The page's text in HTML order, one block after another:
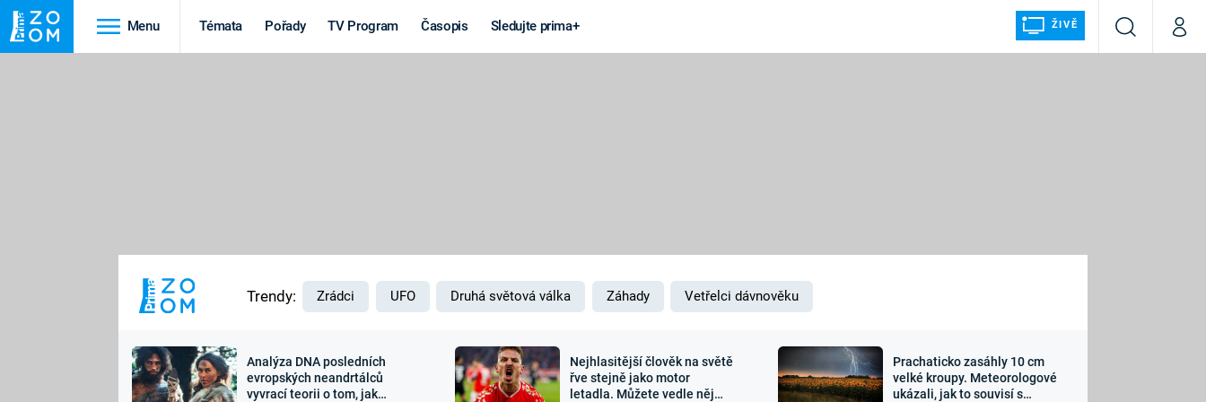
Menu Témata Pořady TV Program Časopis Sledujte prima+ ŽIVĚ
VyhledáváníMůj
MARS
Výročí
Záhady a
Zajímavosti Sledujte nás
Trendy: Zrádci UFO Druhá světová válka Záhady Vetřelci dávnověku
Analýza DNA posledních
evropských neandrtálců
vyvrací teorii o tom, jak
Nejhlasitější člověk na světě
řve stejně jako motor
letadla. Můžete vedle něj
Prachaticko zasáhly 10 cm
velké kroupy. Meteorologové
ukázali, jak to souvisí s